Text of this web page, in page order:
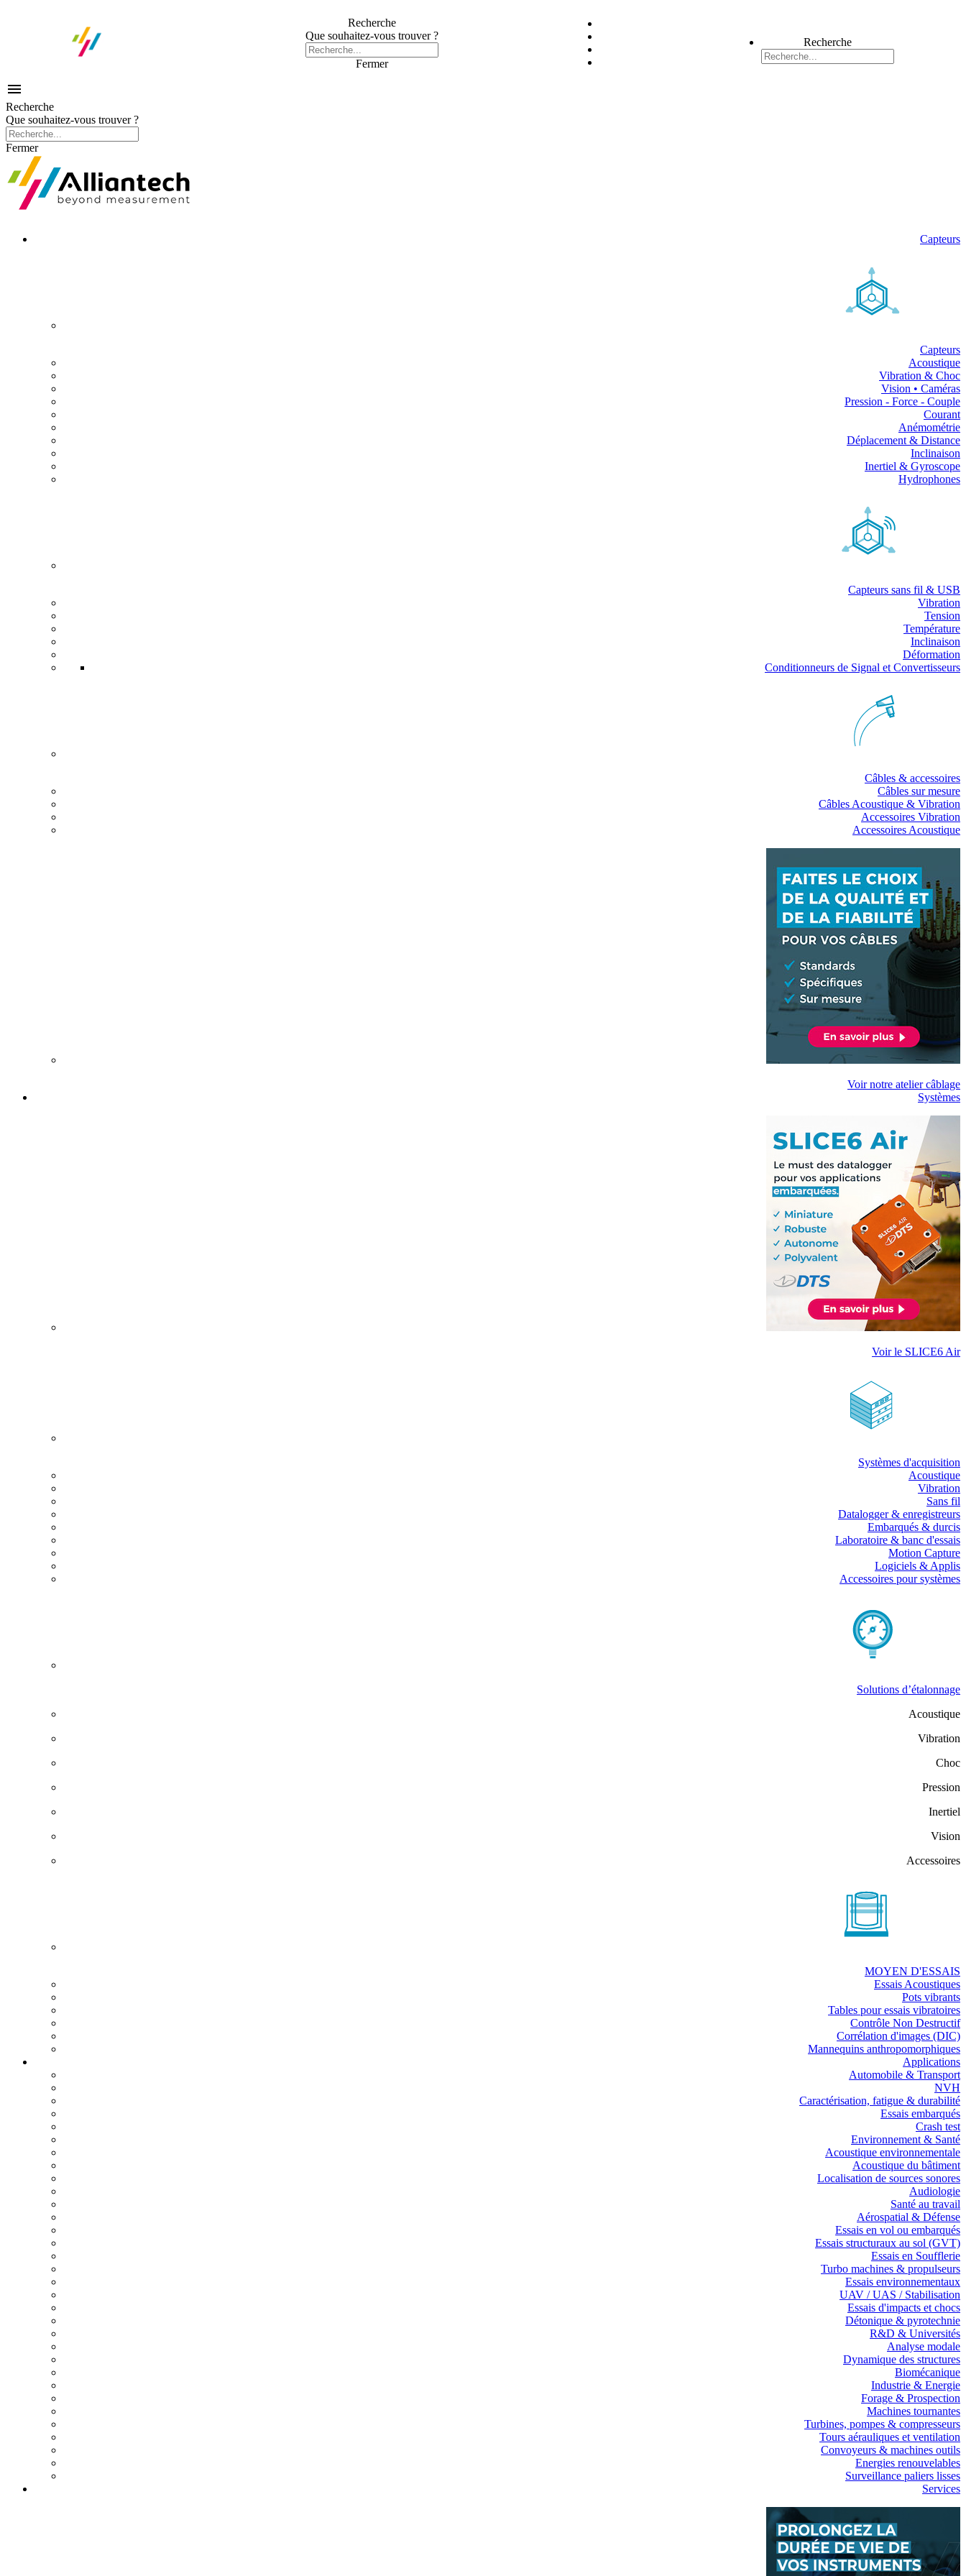
Recherche
Que souhaitez-vous trouver ?
Fermer
Recherche

Recherche
Que souhaitez-vous trouver ?
Fermer
Capteurs
Capteurs
Acoustique
Vibration & Choc
Vision • Caméras
Pression - Force - Couple
Courant
Anémométrie
Déplacement & Distance
Inclinaison
Inertiel & Gyroscope
Hydrophones
Capteurs sans fil & USB
Vibration
Tension
Température
Inclinaison
Déformation
Conditionneurs de Signal et Convertisseurs
Câbles & accessoires
Câbles sur mesure
Câbles Acoustique & Vibration
Accessoires Vibration
Accessoires Acoustique
Voir notre atelier câblage
Systèmes
Voir le SLICE6 Air
Systèmes d'acquisition
Acoustique
Vibration
Sans fil
Datalogger & enregistreurs
Embarqués & durcis
Laboratoire & banc d'essais
Motion Capture
Logiciels & Applis
Accessoires pour systèmes
Solutions d’étalonnage
Acoustique
Vibration
Choc
Pression
Inertiel
Vision
Accessoires
MOYEN D'ESSAIS
Essais Acoustiques
Pots vibrants
Tables pour essais vibratoires
Contrôle Non Destructif
Corrélation d'images (DIC)
Mannequins anthropomorphiques
Applications
Automobile & Transport
NVH
Caractérisation, fatigue & durabilité
Essais embarqués
Crash test
Environnement & Santé
Acoustique environnementale
Acoustique du bâtiment
Localisation de sources sonores
Audiologie
Santé au travail
Aérospatial & Défense
Essais en vol ou embarqués
Essais structuraux au sol (GVT)
Essais en Soufflerie
Turbo machines & propulseurs
Essais environnementaux
UAV / UAS / Stabilisation
Essais d'impacts et chocs
Détonique & pyrotechnie
R&D & Universités
Analyse modale
Dynamique des structures
Biomécanique
Industrie & Energie
Forage & Prospection
Machines tournantes
Turbines, pompes & compresseurs
Tours aérauliques et ventilation
Convoyeurs & machines outils
Energies renouvelables
Surveillance paliers lisses
Services